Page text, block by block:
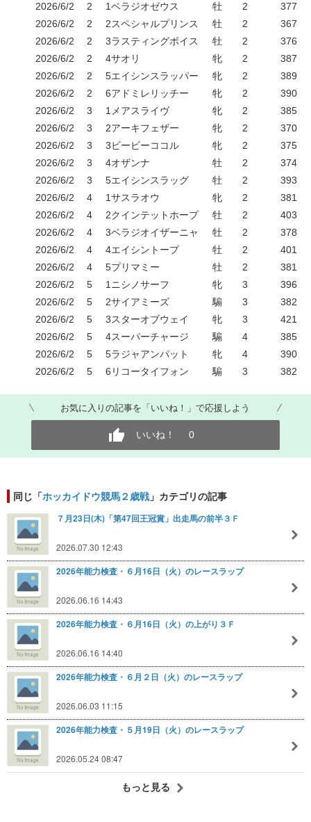
2026/6/2
2 1ベラジオゼウス 牡 2
377
2026/6/2
2 2スペシャルプリンス 牡 2
367
2026/6/2
2 3ラスティングボイス 牡 2
376
2026/6/2
2 4サオリ 牝 2
387
2026/6/2
2 5エイシンスラッパー 牝 2
389
2026/6/2
2 6アドミレリッチー 牝 2
390
2026/6/2
3 1 メアスライヴ 牝 2
385
2026/6/2
3 2アーキフェザー 牝 2
370
2026/6/2
3 3ビービーココル 牝 2
375
2026/6/2
3 4オザンナ 牡 2
374
2026/6/2
3 5エイシンスラッグ 牡 2
393
2026/6/2
4 1サスラオウ 牝 2
381
2026/6/2
4 2クインテットホープ 牡 2
403
2026/6/2
4 3ベラジオイザーニャ 牡 2
378
2026/6/2
4 4エイシントープ 牡 2
401
2026/6/2
4 5プリマミー 牡 2
381
2026/6/2
5 1 ニシノサーフ 牝 3
396
2026/6/2
5 2サイアミーズ 騸 3
382
2026/6/2
5 3スターオブウェイ 牝 3
421
2026/6/2
5 4スーパーチャージ 騸 4
385
2026/6/2
5 5ラジャアンパット 牝 4
390
2026/6/2
5 6 リコータイフォン 騸 3 382
お気に入りの記事を「いいね！」で応援しよう
いいね！ 0
同じ「ホッカイドウ競馬２歳戦 」カテゴリの記事
７月23日(木)「第47回王冠賞」出走馬の前半３Ｆ
2026.07.30 12:43
2026年能力検査・６月16日（火）のレースラップ
2026.06.16 14:43
2026年能力検査・６月16日（火）の上がり３Ｆ
2026.06.16 14:40
2026年能力検査・６月２日（火）のレースラップ
2026.06.03 11:15
2026年能力検査・５月19日（火）のレースラップ
2026.05.24 08:47
もっと見る